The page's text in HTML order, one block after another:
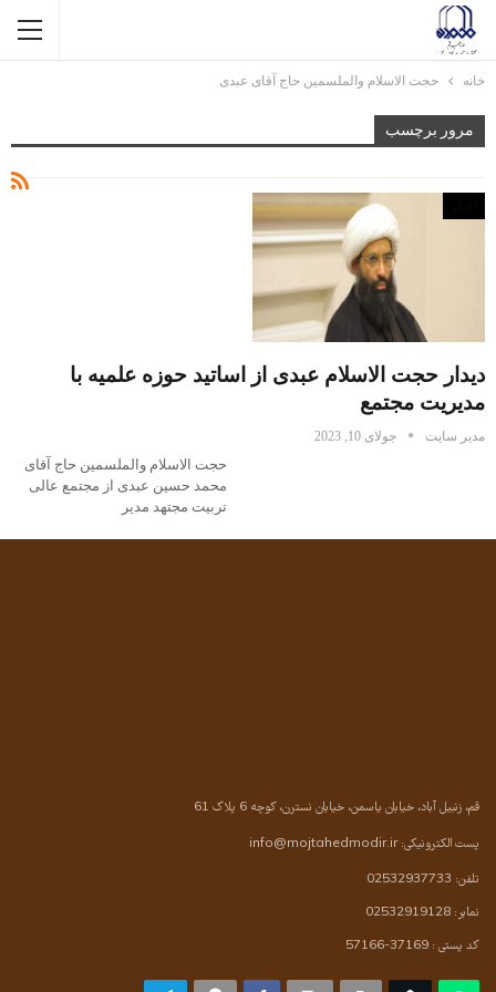
خانه حجت الاسلام والملسمین حاج آقای عبدی
مرور برچسب
دیدار حجت الاسلام عبدی از اساتید حوزه علمیه با
مدیریت مجتمع
مدیر سایت جولای 10, 2023
حجت الاسلام والملسمین حاج آقای
محمد حسین عبدی از مجتمع عالی
تربیت مجتهد مدیر
قم، زنبیل آباد، خیابان یاسمن، خیابان نسترن، کوچه 6 پلاک 61
پست الکترونیکی:info@mojtahedmodir.ir
تلفن: 02532937733
نمابر: 02532919128
کد پستی : 37169-57166